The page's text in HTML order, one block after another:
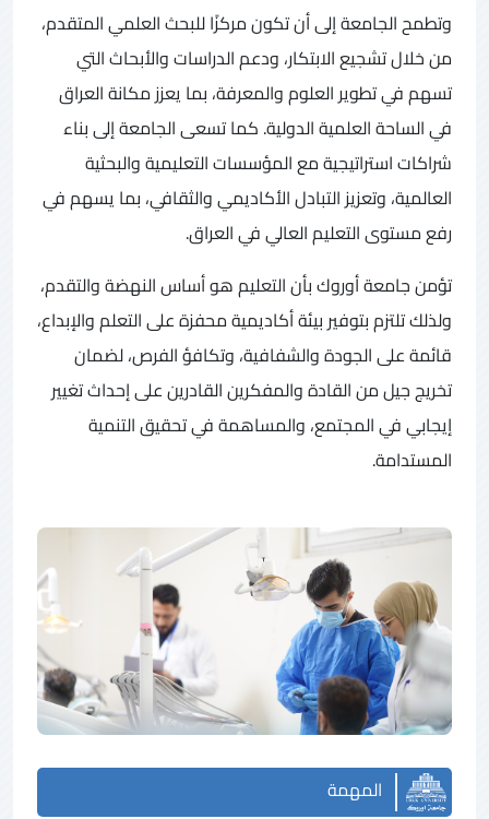
وتطمح الجامعة إلى أن تكون مركزًا للبحث العلمي المتقدم،
من خلال تشجيع الابتكار، ودعم الدراسات والأبحاث التي
تسهم في تطوير العلوم والمعرفة، بما يعزز مكانة العراق
في الساحة العلمية الدولية. كما تسعى الجامعة إلى بناء
شراكات استراتيجية مع المؤسسات التعليمية والبحثية
العالمية، وتعزيز التبادل الأكاديمي والثقافي، بما يسهم في
رفع مستوى التعليم العالي في العراق.
تؤمن جامعة أوروك بأن التعليم هو أساس النهضة والتقدم،
ولذلك تلتزم بتوفير بيئة أكاديمية محفزة على التعلم والإبداع،
قائمة على الجودة والشفافية، وتكافؤ الفرص، لضمان
تخريج جيل من القادة والمفكرين القادرين على إحداث تغيير
إيجابي في المجتمع، والمساهمة في تحقيق التنمية
المستدامة.
المهمة